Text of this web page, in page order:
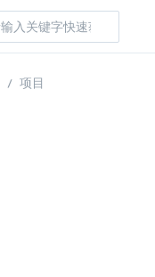
项目